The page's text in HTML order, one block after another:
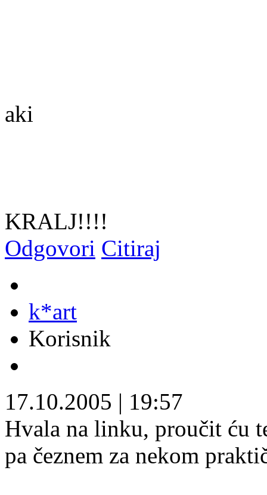
aki
KRALJ!!!!
Odgovori Citiraj
k*art
Korisnik
17.10.2005 | 19:57
Hvala na linku, proučit ću
pa čeznem za nekom